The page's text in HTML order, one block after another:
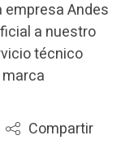
Andes
a nuestro
técnico
Compartir